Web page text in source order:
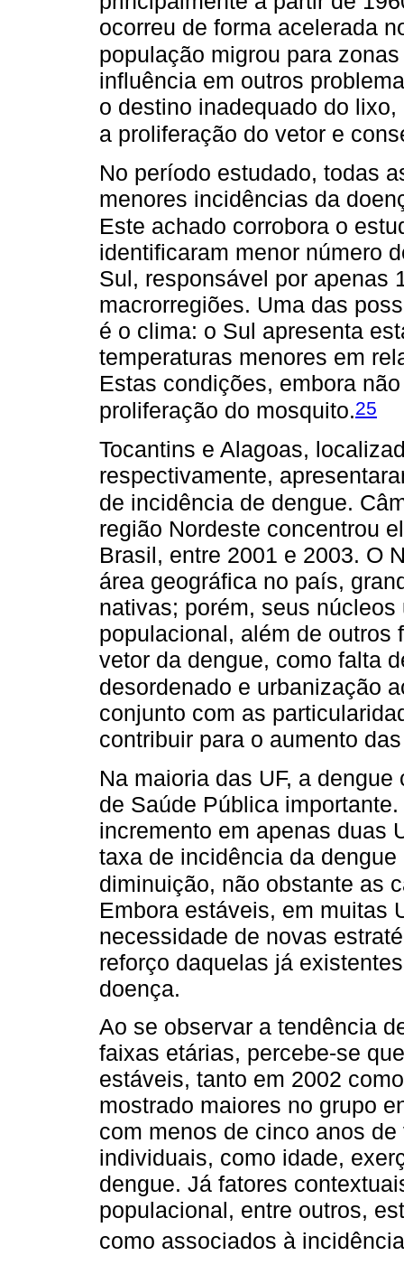
ocorreu de forma acelerada
população migrou para
influência em outros
o destino inadequado do
a proliferação do vetor e
No período estudado, todas
menores incidências da
Este achado corrobora o
identificaram menor número
Sul, responsável por apenas
macrorregiões. Uma das
é o clima: o Sul apresenta
temperaturas menores em
Estas condições, embora
proliferação do mosquito.25
Tocantins e Alagoas,
respectivamente,
de incidência de dengue.
região Nordeste concentrou
Brasil, entre 2001 e 2003. O
área geográfica no país,
nativas; porém, seus
populacional, além de outros
vetor da dengue, como falta
desordenado e urbanização
conjunto com as
contribuir para o aumento
Na maioria das UF, a
de Saúde Pública
incremento em apenas duas
taxa de incidência da
diminuição, não obstante as
Embora estáveis, em muitas
necessidade de novas
reforço daquelas já
doença.
Ao se observar a tendência
faixas etárias, percebe-se
estáveis, tanto em 2002
mostrado maiores no grupo
com menos de cinco anos
individuais, como idade,
dengue. Já fatores
populacional, entre outros,
como associados à